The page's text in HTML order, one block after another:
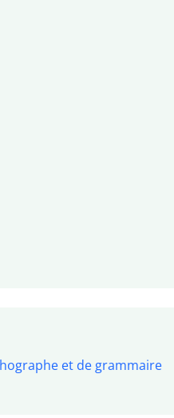
et de grammaire